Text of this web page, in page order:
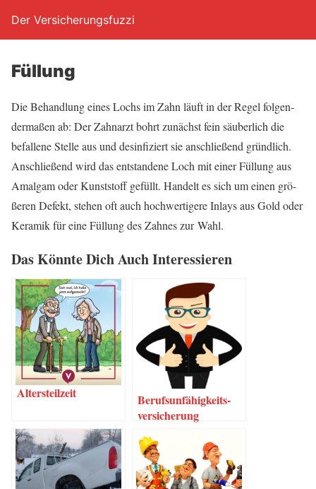
Der Versicherungsfuzzi
Fül­lung
Die Behand­lung eines Lochs im Zahn läuft in der Regel fol­gen­
der­ma­ßen ab: Der Zahn­arzt bohrt zunächst fein säu­ber­lich die
befal­le­ne Stel­le aus und des­in­fi­ziert sie anschlie­ßend gründ­lich.
Anschlie­ßend wird das ent­stan­de­ne Loch mit einer Fül­lung aus
Amal­gam oder Kunst­stoff gefüllt. Han­delt es sich um einen grö­
ße­ren Defekt, ste­hen oft auch hoch­wer­ti­ge­re Inlays aus Gold oder
Kera­mik für eine Fül­lung des Zah­nes zur Wahl.
Das Könn­te Dich Auch Interessieren
Alters­teil­zeit
Berufs­un­fä­hig­keits­
ver­si­che­rung